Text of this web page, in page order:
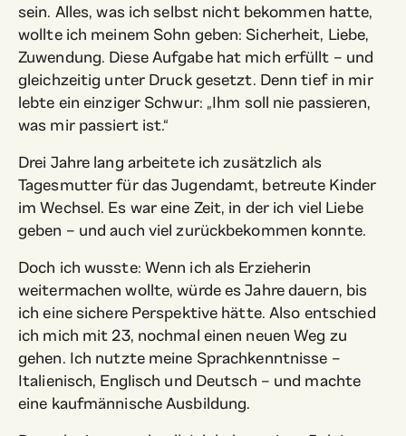
sein. Alles, was ich selbst nicht bekommen hatte,
wollte ich meinem Sohn geben: Sicherheit, Liebe,
Zuwendung. Diese Aufgabe hat mich erfüllt – und
gleichzeitig unter Druck gesetzt. Denn tief in mir
lebte ein einziger Schwur: „Ihm soll nie passieren,
was mir passiert ist.“
Drei Jahre lang arbeitete ich zusätzlich als
Tagesmutter für das Jugendamt, betreute Kinder
im Wechsel. Es war eine Zeit, in der ich viel Liebe
geben – und auch viel zurückbekommen konnte.
Doch ich wusste: Wenn ich als Erzieherin
weitermachen wollte, würde es Jahre dauern, bis
ich eine sichere Perspektive hätte. Also entschied
ich mich mit 23, nochmal einen neuen Weg zu
gehen. Ich nutzte meine Sprachkenntnisse –
Italienisch, Englisch und Deutsch – und machte
eine kaufmännische Ausbildung.